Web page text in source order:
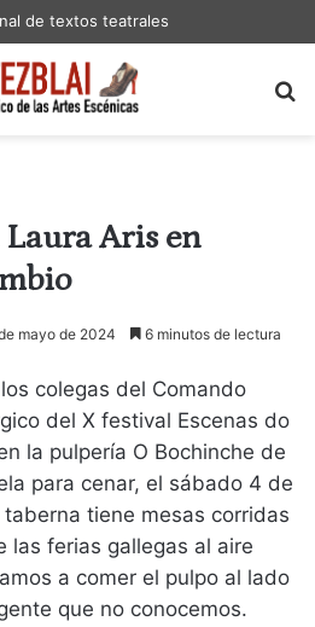
de textos teatrales
Aris en
mayo de 2024 6 minutos de lectura
colegas del Comando
del X festival Escenas do
la pulpería O Bochinche de
para cenar, el sábado 4 de
taberna tiene mesas corridas
las ferias gallegas al aire
a comer el pulpo al lado
que no conocemos.